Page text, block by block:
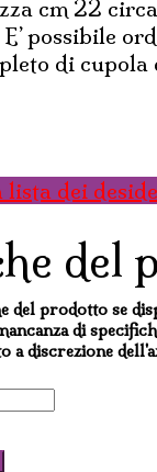
cm 22
possibile
di
dei
del
del prodotto se
di
a discrezione